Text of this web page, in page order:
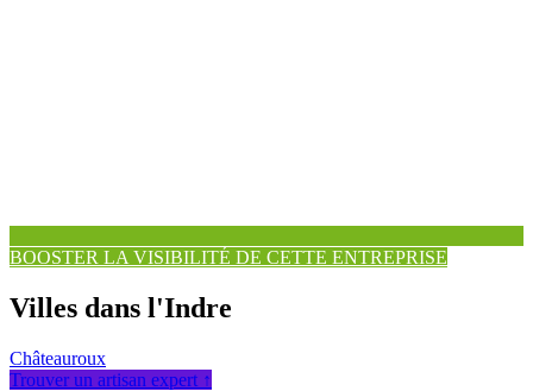
BOOSTER LA VISIBILITÉ DE CETTE ENTREPRISE
Villes dans l'Indre
Châteauroux
Trouver un artisan expert ↑